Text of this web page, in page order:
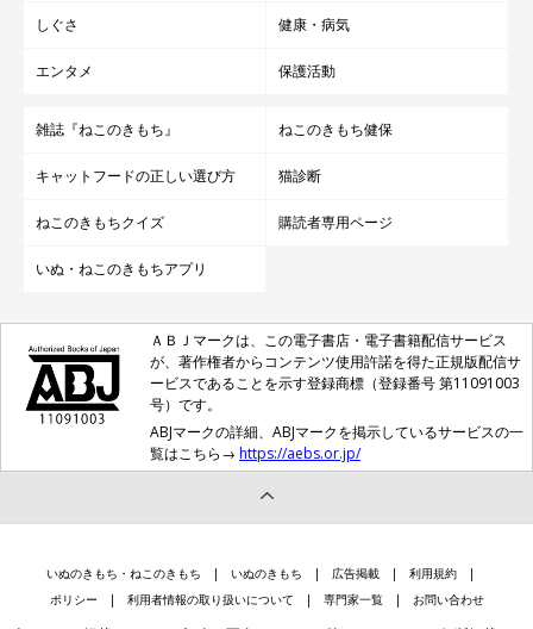
しぐさ 健康・病気
エンタメ 保護活動
雑誌『ねこのきもち』 ねこのきもち健保
キャットフードの正しい選び方 猫診断
ねこのきもちクイズ 購読者専用ページ
いぬ・ねこのきもちアプリ
ＡＢＪマークは、この電子書店・電子書籍配信サービス
が、著作権者からコンテンツ使用許諾を得た正規版配信サ
ービスであることを示す登録商標（登録番号 第11091003
号）です。
ABJマークの詳細、ABJマークを掲示しているサービスの一
覧はこちら→ https://aebs.or.jp/
いぬのきもち・ねこのきもち いぬのきもち 広告掲載
利用規約
ポリシー
利用者情報の取り扱いについて 専門家一覧 お問い合わせ